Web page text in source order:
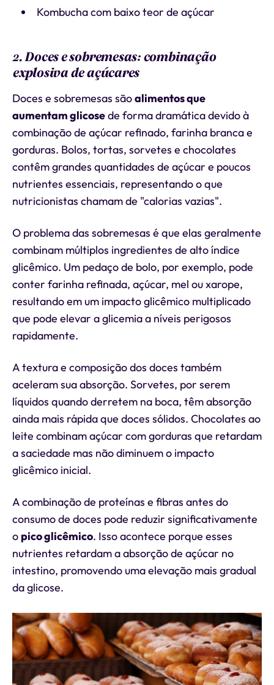
Kombucha com baixo teor de açúcar
2. Doces e sobremesas: combinação
explosiva de açúcares
Doces e sobremesas sãoalimentos que
aumentam glicosede forma dramática devido à
combinação de açúcar refinado, farinha branca e
gorduras. Bolos, tortas, sorvetes e chocolates
contêm grandes quantidades de açúcar e poucos
nutrientes essenciais, representando o que
nutricionistas chamam de "calorias vazias".
O problema das sobremesas é que elas geralmente
combinam múltiplos ingredientes de alto índice
glicêmico. Um pedaço de bolo, por exemplo, pode
conter farinha refinada, açúcar, mel ou xarope,
resultando em um impacto glicêmico multiplicado
que pode elevar a glicemia a níveis perigosos
rapidamente.
A textura e composição dos doces também
aceleram sua absorção. Sorvetes, por serem
líquidos quando derretem na boca, têm absorção
ainda mais rápida que doces sólidos. Chocolates ao
leite combinam açúcar com gorduras que retardam
a saciedade mas não diminuem o impacto
glicêmico inicial.
A combinação de proteínas e fibras antes do
consumo de doces pode reduzir significativamente
o pico glicêmico. Isso acontece porque esses
nutrientes retardam a absorção de açúcar no
intestino, promovendo uma elevação mais gradual
da glicose.